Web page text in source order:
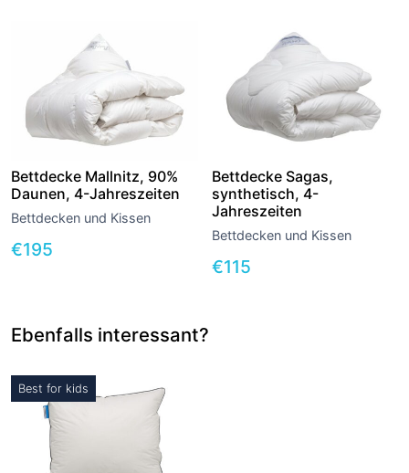
Bettdecke Mallnitz, 90%
Daunen, 4-Jahreszeiten
Bettdecken und Kissen
€195
Bettdecke Sagas,
synthetisch, 4-
Jahreszeiten
Bettdecken und Kissen
€115
Ebenfalls interessant?
Best for kids